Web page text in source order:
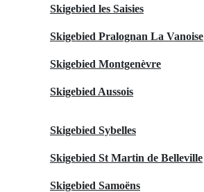
Skigebied les Saisies
Skigebied Pralognan La Vanoise
Skigebied Montgenèvre
Skigebied Aussois
Skigebied Sybelles
Skigebied St Martin de Belleville
Skigebied Samoëns